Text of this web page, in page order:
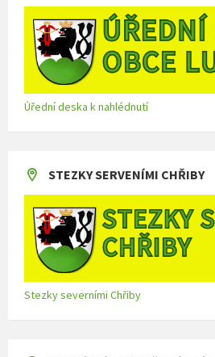
Úřední deska k nahlédnutí
STEZKY SERVENÍMI CHŘIBY
Stezky severními Chřiby